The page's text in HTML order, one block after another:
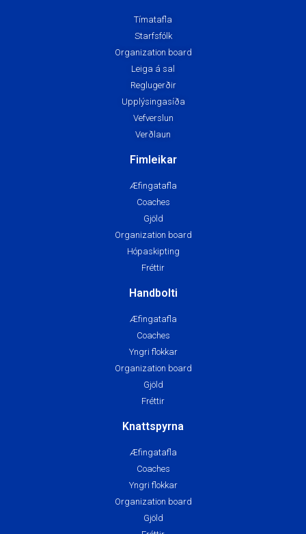
Tímatafla
Starfsfólk
Organization board
Leiga á sal
Reglugerðir
Upplýsingasíða
Vefverslun
Verðlaun
Fimleikar
Æfingatafla
Coaches
Gjöld
Organization board
Hópaskipting
Fréttir
Handbolti
Æfingatafla
Coaches
Yngri flokkar
Organization board
Gjöld
Fréttir
Knattspyrna
Æfingatafla
Coaches
Yngri flokkar
Organization board
Gjöld